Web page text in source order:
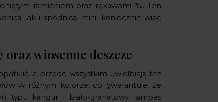
ramieniem oraz rękawami ¾. Ten
jak i spódnicą mini, koniecznie więc
wiosenne deszcze
a przede wszystkim uwielbiają też
w różnym kolorze, co gwarantuje, że
typu kangur i biało-granatowy lampas